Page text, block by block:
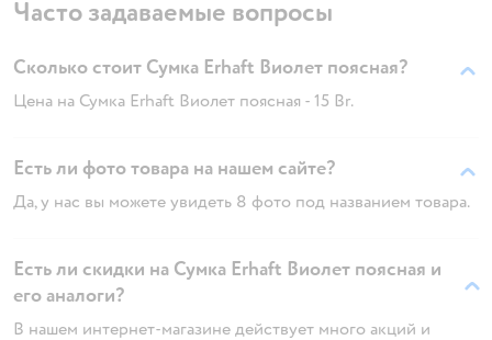
Часто задаваемые вопросы
Сколько стоит Сумка Erhaft Виолет поясная?
Цена на Сумка Erhaft Виолет поясная - 15 Br.
Есть ли фото товара на нашем сайте?
Да, у нас вы можете увидеть 8 фото под названием товара.
Есть ли скидки на Сумка Erhaft Виолет поясная и
его аналоги?
В нашем интернет-магазине действует много акций и